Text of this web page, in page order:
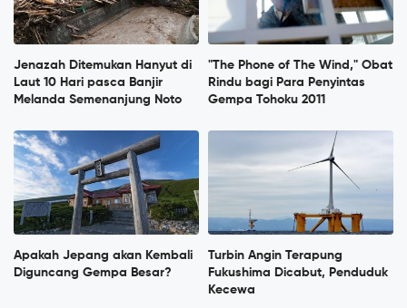
Jenazah Ditemukan Hanyut di
Laut 10 Hari pasca Banjir
Melanda Semenanjung Noto
"The Phone of The Wind," Obat
Rindu bagi Para Penyintas
Gempa Tohoku 2011
Apakah Jepang akan Kembali
Diguncang Gempa Besar?
Turbin Angin Terapung
Fukushima Dicabut, Penduduk
Kecewa